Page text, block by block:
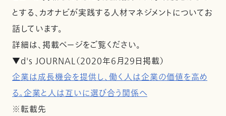
とする、カオナビが実践する人材マネジメントについてお
話しています。
詳細は、掲載ページをご覧ください。
▼d's JOURNAL（2020年6月29日掲載）
企業は成長機会を提供し、働く人は企業の価値を高め
る。企業と人は互いに選び合う関係へ
※転載先